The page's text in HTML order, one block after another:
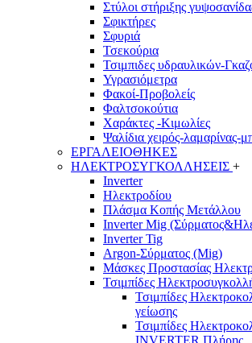
Στύλοι στήριξης
Σφικτήρες
Σφυριά
Τσεκούρια
Τσιμπιδες υδραυλικών-
Υγρασιόμετρα
Φακοί-Προβολείς
Φαλτσοκούτια
Χαράκτες -Κιμωλίες
Ψαλίδια χειρός-λαμαρίνας-
ΕΡΓΑΛΕΙΟΘΗΚΕΣ
ΗΛΕΚΤΡΟΣΥΓΚΟΛΛΗΣΕΙΣ +
Inverter
Ηλεκτροδίου
Πλάσμα Κοπής Μετάλλου
Inverter Mig
Inverter Tig
Argon-Σύρματος (Mig)
Μάσκες Προστασίας
Τσιμπίδες
Τσιμπίδες
γείωσης
Τσιμπίδες
INVERTER Πλήρης